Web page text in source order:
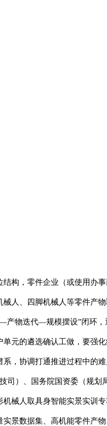
，零件企业（或使用办
人、四脚机械人等零件产
物迭代—规模摆设”闭环
元的遴选确认工做，要强
，协调打通推进过程中的
司）、国务院国资委（规
械人取具身智能实景实训
景数据集、高机能零件产